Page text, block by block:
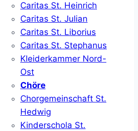
Caritas St. Heinrich
Caritas St. Julian
Caritas St. Liborius
Caritas St. Stephanus
Kleiderkammer Nord-
Ost
Chöre
Chorgemeinschaft St.
Hedwig
Kinderschola St.